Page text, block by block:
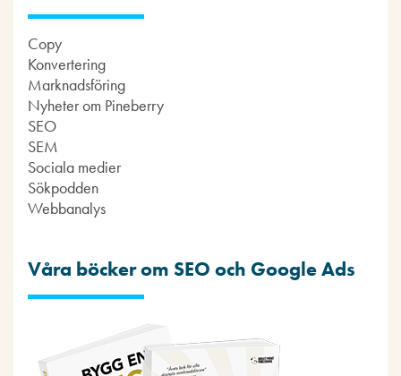
Copy
Konvertering
Marknadsföring
Nyheter om Pineberry
SEO
SEM
Sociala medier
Sökpodden
Webbanalys
Våra böcker om SEO och Google Ads